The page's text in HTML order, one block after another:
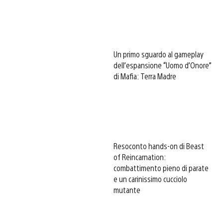
Un primo sguardo al gameplay
dell’espansione “Uomo d’Onore”
di Mafia: Terra Madre
Resoconto hands-on di Beast
of Reincarnation:
combattimento pieno di parate
e un carinissimo cucciolo
mutante